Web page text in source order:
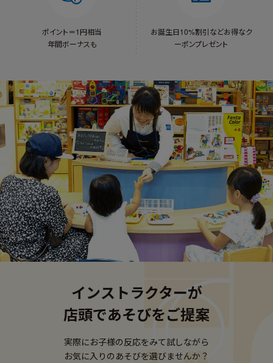
ポイント＝1円相当
年間ボーナスも
お誕生日10%割引などお得なク
ーポンプレゼント
インストラクターが
店頭であそびをご提案
実際にお子様の反応をみて試しながら
お気に入りのあそびを選びませんか？